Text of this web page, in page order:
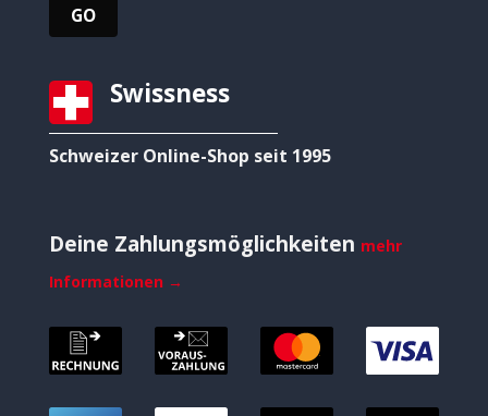
Swissness
Schweizer Online-Shop seit 1995
Deine Zahlungsmöglichkeiten mehr
Informationen →